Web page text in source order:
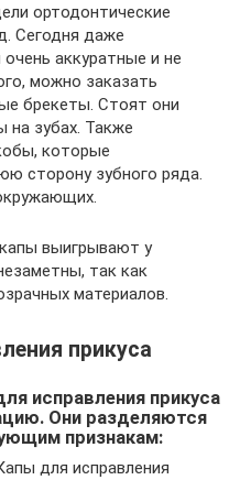
ортодонтические
Сегодня даже
аккуратные и не
можно заказать
брекеты. Стоят они
на зубах. Также
которые
сторону зубного ряда.
выигрывают у
так как
материалов.
прикуса
исправления прикуса
Они разделяются
признакам:
для исправления